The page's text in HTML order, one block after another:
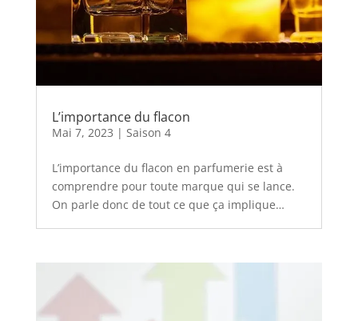
L’importance du flacon
Mai 7, 2023 | Saison 4
L’importance du flacon en parfumerie est à
comprendre pour toute marque qui se lance.
On parle donc de tout ce que ça implique…